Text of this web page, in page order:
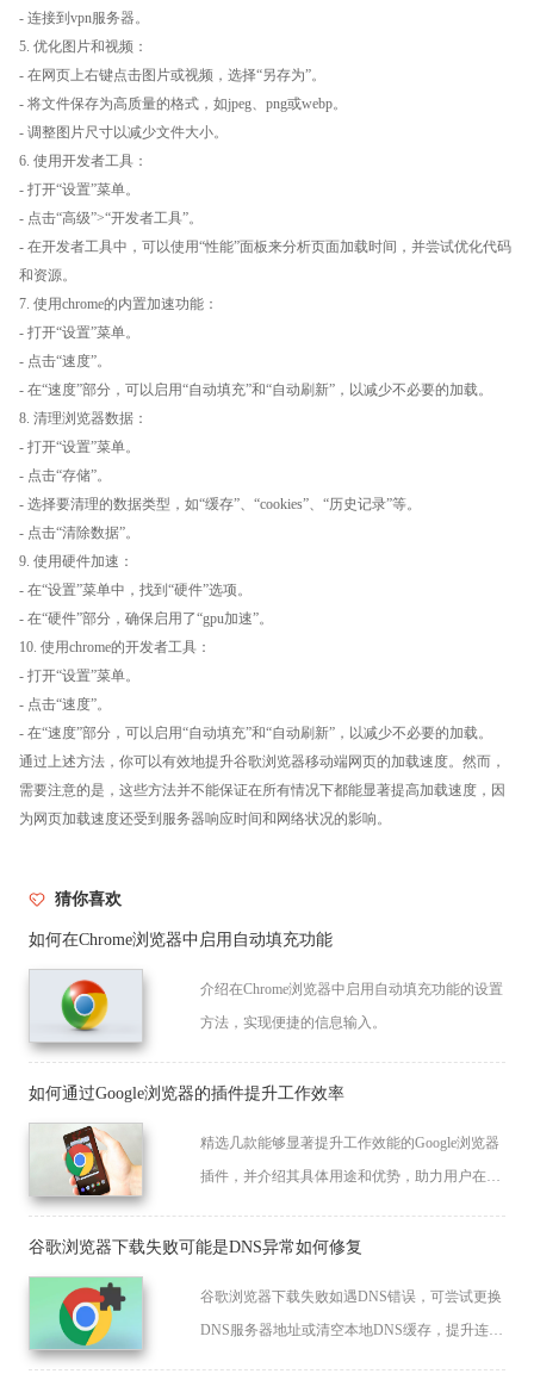
- 连接到vpn服务器。
5. 优化图片和视频：
- 在网页上右键点击图片或视频，选择“另存为”。
- 将文件保存为高质量的格式，如jpeg、png或webp。
- 调整图片尺寸以减少文件大小。
6. 使用开发者工具：
- 打开“设置”菜单。
- 点击“高级”>“开发者工具”。
- 在开发者工具中，可以使用“性能”面板来分析页面加载时间，并尝试优化代码
和资源。
7. 使用chrome的内置加速功能：
- 打开“设置”菜单。
- 点击“速度”。
- 在“速度”部分，可以启用“自动填充”和“自动刷新”，以减少不必要的加载。
8. 清理浏览器数据：
- 打开“设置”菜单。
- 点击“存储”。
- 选择要清理的数据类型，如“缓存”、“cookies”、“历史记录”等。
- 点击“清除数据”。
9. 使用硬件加速：
- 在“设置”菜单中，找到“硬件”选项。
- 在“硬件”部分，确保启用了“gpu加速”。
10. 使用chrome的开发者工具：
- 打开“设置”菜单。
- 点击“速度”。
- 在“速度”部分，可以启用“自动填充”和“自动刷新”，以减少不必要的加载。
通过上述方法，你可以有效地提升谷歌浏览器移动端网页的加载速度。然而，
需要注意的是，这些方法并不能保证在所有情况下都能显著提高加载速度，因
为网页加载速度还受到服务器响应时间和网络状况的影响。
猜你喜欢
如何在Chrome浏览器中启用自动填充功能
介绍在Chrome浏览器中启用自动填充功能的设置
方法，实现便捷的信息输入。
如何通过Google浏览器的插件提升工作效率
精选几款能够显著提升工作效能的Google浏览器
插件，并介绍其具体用途和优势，助力用户在工
谷歌浏览器下载失败可能是DNS异常如何修复
谷歌浏览器下载失败如遇DNS错误，可尝试更换
DNS服务器地址或清空本地DNS缓存，提升连接